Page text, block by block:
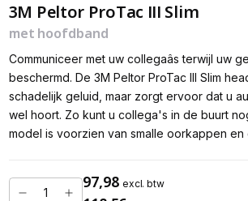
3M Peltor ProTac III Slim
met hoofdband
Communiceer met uw collegaâs terwijl uw
beschermd. De 3M Peltor ProTac III Slim
schadelijk geluid, maar zorgt ervoor dat u
wel hoort. Zo kunt u collega's in de buurt
model is voorzien van smalle oorkappen
97,98 excl. btw